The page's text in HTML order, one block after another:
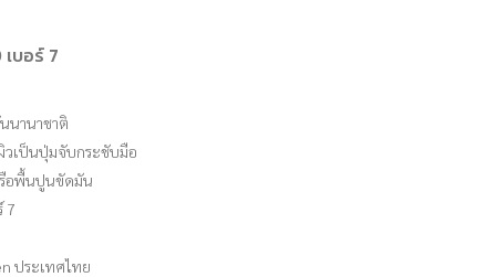
บอร์ 7
นานาชาติ
วเป็นปุ่มจับกระชับมือ
อพื้นปูนขัดมัน
7
ประเทศไทย